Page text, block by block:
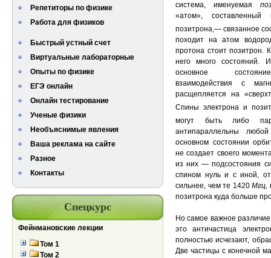
Репетиторы по физике
Работа для физиков
Быстрый устный счет
Виртуальные лабораторные
Опыты по физике
ЕГЭ онлайн
Онлайн тестирование
Ученые физики
Необъяснимые явления
Ваша реклама на сайте
Разное
Контакты
Спецкурс
Фейнмановские лекции
Том 1
Том 2
система, именуемая
«атом»,
позитрона,— связанное
походит на атом
протона стоит позитрон.
него много состояний.
основное
взаимодействия с
расщепляется на
Спины электрона и
могут быть либо
антипараллельны
основном состоянии
не создает своего
из них — подсостояния
спином нуль и с иной,
сильнее, чем те 1420 Мгц,
позитрона куда больше
Но самое важное
это античастица
полностью исчезают,
Две частицы с конечной